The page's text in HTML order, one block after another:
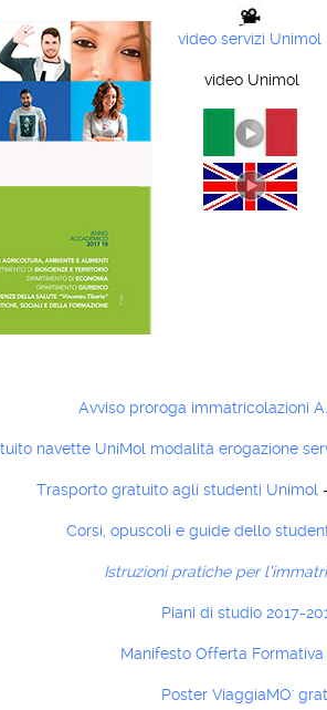
video servizi Unimol
video Unimol
Avviso proroga immatricolazioni
navette UniMol modalità erogazione
Trasporto gratuito agli studenti Unimol -
Corsi, opuscoli e guide dello
Istruzioni pratiche per
Piani di studio 2017-
Manifesto Offerta Formativa
Poster ViaggiaMO'